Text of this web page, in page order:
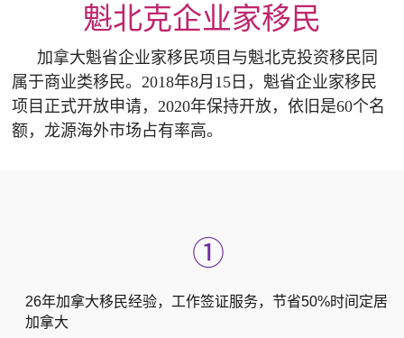
魁北克企业家移民
加拿大魁省企业家移民项目与魁北克投资移民同
属于商业类移民。2018年8月15日，魁省企业家移民
项目正式开放申请，2020年保持开放，依旧是60个名
额，龙源海外市场占有率高。
①
26年加拿大移民经验，工作签证服务，节省50%时间定居
加拿大